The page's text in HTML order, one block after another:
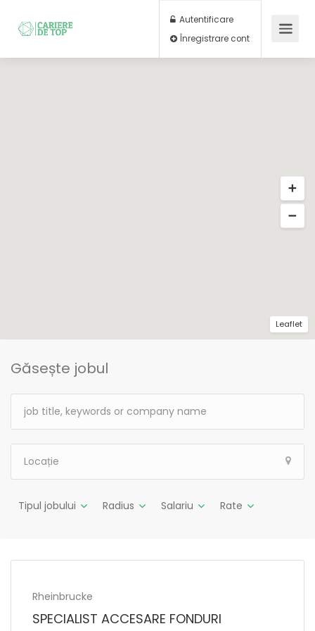
Autentificare
Înregistrare cont
Găsește jobul
Tipul jobului Radius Salariu Rate
Rheinbrucke
SPECIALIST ACCESARE FONDURI
Leaflet